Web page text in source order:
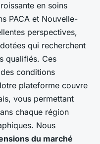
en soins
PACA et Nouvelle-
perspectives,
qui recherchent
qualifiés. Ces
conditions
plateforme couvre
vous permettant
chaque région
Nous
du marché